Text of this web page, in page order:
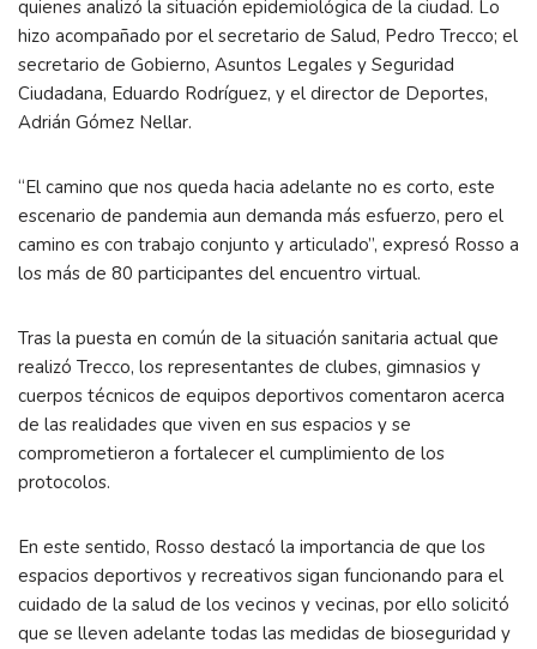
quienes analizó la situación epidemiológica de la ciudad. Lo
hizo acompañado por el secretario de Salud, Pedro Trecco; el
secretario de Gobierno, Asuntos Legales y Seguridad
Ciudadana, Eduardo Rodríguez, y el director de Deportes,
Adrián Gómez Nellar.
“El camino que nos queda hacia adelante no es corto, este
escenario de pandemia aun demanda más esfuerzo, pero el
camino es con trabajo conjunto y articulado”, expresó Rosso a
los más de 80 participantes del encuentro virtual.
Tras la puesta en común de la situación sanitaria actual que
realizó Trecco, los representantes de clubes, gimnasios y
cuerpos técnicos de equipos deportivos comentaron acerca
de las realidades que viven en sus espacios y se
comprometieron a fortalecer el cumplimiento de los
protocolos.
En este sentido, Rosso destacó la importancia de que los
espacios deportivos y recreativos sigan funcionando para el
cuidado de la salud de los vecinos y vecinas, por ello solicitó
que se lleven adelante todas las medidas de bioseguridad y